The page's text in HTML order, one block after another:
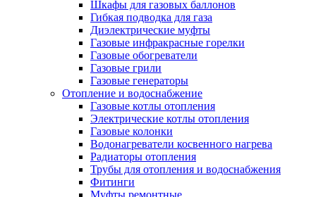
Шкафы для газовых баллонов
Гибкая подводка для газа
Диэлектрические муфты
Газовые инфракрасные горелки
Газовые обогреватели
Газовые грили
Газовые генераторы
Отопление и водоснабжение
Газовые котлы отопления
Электрические котлы отопления
Газовые колонки
Водонагреватели косвенного нагрева
Радиаторы отопления
Трубы для отопления и водоснабжения
Фитинги
Муфты ремонтные